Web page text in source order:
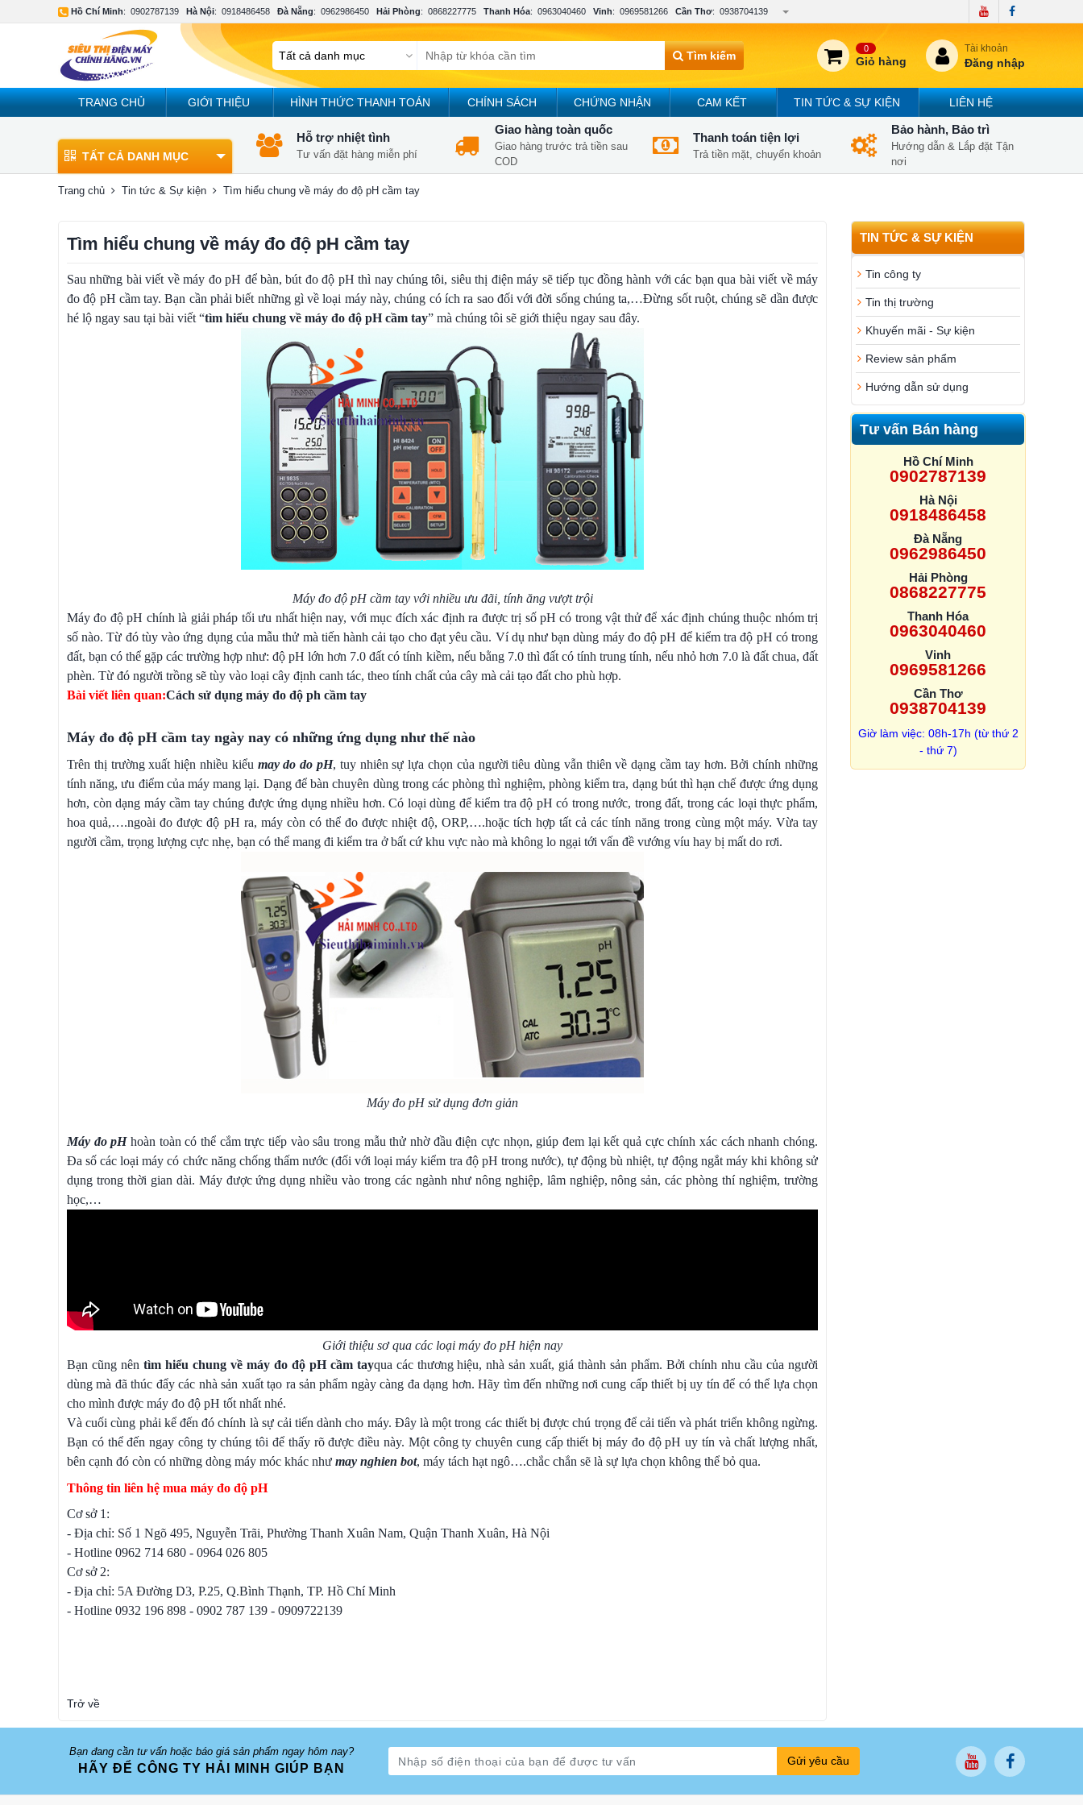
Hồ Chí Minh: 0902787139 Hà Nội: 0918486458 Đà Nẵng: 0962986450 Hải Phòng: 0868227775 Thanh Hóa: 0963040460 Vinh: 0969581266 Cần Thơ: 0938704139
Tìm kiếm
0
Giỏ hàng
Tài khoản
Đăng nhập
TRANG CHỦ GIỚI THIỆU HÌNH THỨC THANH TOÁN CHÍNH SÁCH CHỨNG NHẬN CAM KẾT TIN TỨC & SỰ KIỆN LIÊN HỆ
TẤT CẢ DANH MỤC
Hỗ trợ nhiệt tình
Tư vấn đặt hàng miễn phí
Giao hàng toàn quốc
Giao hàng trước trả tiền sau
COD
Thanh toán tiện lợi
Trả tiền mặt, chuyển khoản
Bảo hành, Bảo trì
Hướng dẫn & Lắp đặt Tận
nơi
Trang chủ Tin tức & Sự kiện Tìm hiểu chung về máy đo độ pH cầm tay
TIN TỨC & SỰ KIỆN
Tin công ty
Tin thị trường
Khuyến mãi - Sự kiện
Review sản phẩm
Hướng dẫn sử dụng
Tư vấn Bán hàng
Hồ Chí Minh
0902787139
Hà Nội
0918486458
Đà Nẵng
0962986450
Hải Phòng
0868227775
Thanh Hóa
0963040460
Vinh
0969581266
Cần Thơ
0938704139
Giờ làm việc: 08h-17h (từ thứ 2
- thứ 7)
Tìm hiểu chung về máy đo độ pH cầm tay
Sau những bài viết về máy đo pH để bàn, bút đo độ pH thì nay chúng tôi, siêu thị điện máy sẽ tiếp tục đồng hành với các bạn qua bài viết về máy
đo độ pH cầm tay. Bạn cần phải biết những gì về loại máy này, chúng có ích ra sao đối với đời sống chúng ta,…Đừng sốt ruột, chúng sẽ dần được
hé lộ ngay sau tại bài viết “tìm hiểu chung về máy đo độ pH cầm tay” mà chúng tôi sẽ giới thiệu ngay sau đây.
Máy đo độ pH cầm tay với nhiều ưu đãi, tính ăng vượt trội
Máy đo độ pH chính là giải pháp tối ưu nhất hiện nay, với mục đích xác định ra được trị số pH có trong vật thử để xác định chúng thuộc nhóm trị
số nào. Từ đó tùy vào ứng dụng của mẫu thử mà tiến hành cải tạo cho đạt yêu cầu. Ví dụ như bạn dùng máy đo độ pH để kiểm tra độ pH có trong
đất, bạn có thể gặp các trường hợp như: độ pH lớn hơn 7.0 đất có tính kiềm, nếu bằng 7.0 thì đất có tính trung tính, nếu nhỏ hơn 7.0 là đất chua, đất
phèn. Từ đó người trồng sẽ tùy vào loại cây định canh tác, theo tính chất của cây mà cải tạo đất cho phù hợp.
Bài viết liên quan:Cách sử dụng máy đo độ ph cầm tay
Máy đo độ pH cầm tay ngày nay có những ứng dụng như thế nào
Trên thị trường xuất hiện nhiều kiểu may do do pH, tuy nhiên sự lựa chọn của người tiêu dùng vẫn thiên về dạng cầm tay hơn. Bởi chính những
tính năng, ưu điểm của máy mang lại. Dạng để bàn chuyên dùng trong các phòng thì nghiệm, phòng kiểm tra, dạng bút thì hạn chế được ứng dụng
hơn, còn dạng máy cầm tay chúng được ứng dụng nhiều hơn. Có loại dùng để kiểm tra độ pH có trong nước, trong đất, trong các loại thực phẩm,
hoa quả,….ngoài đo được độ pH ra, máy còn có thể đo được nhiệt độ, ORP,….hoặc tích hợp tất cả các tính năng trong cùng một máy. Vừa tay
người cầm, trọng lượng cực nhẹ, bạn có thể mang đi kiểm tra ở bất cứ khu vực nào mà không lo ngại tới vấn đề vướng víu hay bị mất do rơi.
Máy đo pH sử dụng đơn giản
Máy đo pHhoàn toàn có thể cắm trực tiếp vào sâu trong mẫu thử nhờ đầu điện cực nhọn, giúp đem lại kết quả cực chính xác cách nhanh chóng.
Đa số các loại máy có chức năng chống thấm nước (đối với loại máy kiểm tra độ pH trong nước), tự động bù nhiệt, tự động ngắt máy khi không sử
dụng trong thời gian dài. Máy được ứng dụng nhiều vào trong các ngành như nông nghiệp, lâm nghiệp, nông sản, các phòng thí nghiệm, trường
học,…
Giới thiệu sơ qua các loại máy đo pH hiện nay
Bạn cũng nên tìm hiểu chung về máy đo độ pH cầm tayqua các thương hiệu, nhà sản xuất, giá thành sản phẩm. Bởi chính nhu cầu của người
dùng mà đã thúc đẩy các nhà sản xuất tạo ra sản phẩm ngày càng đa dạng hơn. Hãy tìm đến những nơi cung cấp thiết bị uy tín để có thể lựa chọn
cho mình được máy đo độ pH tốt nhất nhé.
Và cuối cùng phải kể đến đó chính là sự cải tiến dành cho máy. Đây là một trong các thiết bị được chú trọng để cải tiến và phát triển không ngừng.
Bạn có thể đến ngay công ty chúng tôi để thấy rõ được điều này. Một công ty chuyên cung cấp thiết bị máy đo độ pH uy tín và chất lượng nhất,
bên cạnh đó còn có những dòng máy móc khác như may nghien bot, máy tách hạt ngô….chắc chắn sẽ là sự lựa chọn không thể bỏ qua.
Thông tin liên hệ mua máy đo độ pH
Cơ sở 1:
- Địa chỉ: Số 1 Ngõ 495, Nguyễn Trãi, Phường Thanh Xuân Nam, Quận Thanh Xuân, Hà Nội
- Hotline 0962 714 680 - 0964 026 805
Cơ sở 2:
- Địa chỉ: 5A Đường D3, P.25, Q.Bình Thạnh, TP. Hồ Chí Minh
- Hotline 0932 196 898 - 0902 787 139 - 0909722139
Trở về
Bạn đang cần tư vấn hoặc báo giá sản phẩm ngay hôm nay?
HÃY ĐỂ CÔNG TY HẢI MINH GIÚP BẠN
Gửi yêu cầu